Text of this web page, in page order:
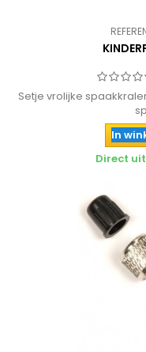
Setje vrolijke
In
Direct